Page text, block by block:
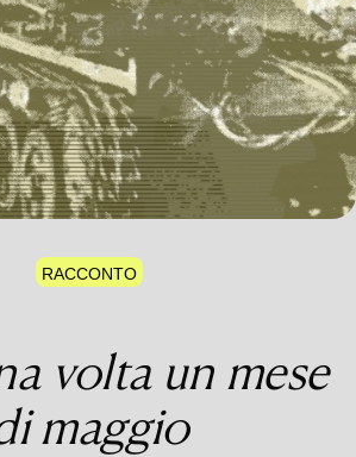
RACCONTO
volta un mese
maggio